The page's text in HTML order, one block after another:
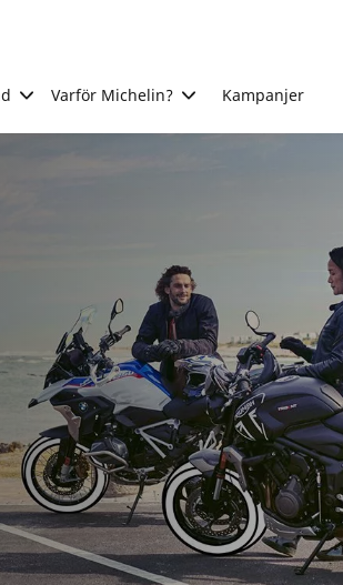
Varför Michelin? Kampanjer